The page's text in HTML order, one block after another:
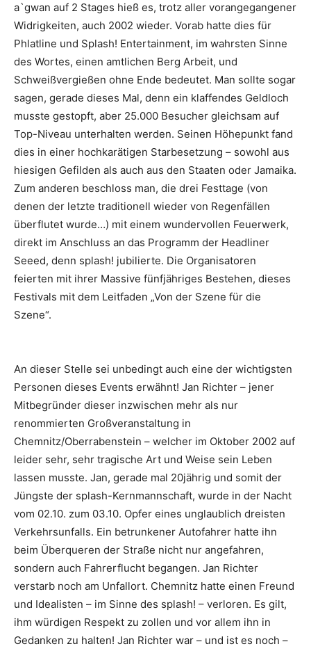
a`gwan auf 2 Stages hieß es, trotz aller vorangegangener
Widrigkeiten, auch 2002 wieder. Vorab hatte dies für
Phlatline und Splash! Entertainment, im wahrsten Sinne
des Wortes, einen amtlichen Berg Arbeit, und
Schweißvergießen ohne Ende bedeutet. Man sollte sogar
sagen, gerade dieses Mal, denn ein klaffendes Geldloch
musste gestopft, aber 25.000 Besucher gleichsam auf
Top-Niveau unterhalten werden. Seinen Höhepunkt fand
dies in einer hochkarätigen Starbesetzung – sowohl aus
hiesigen Gefilden als auch aus den Staaten oder Jamaika.
Zum anderen beschloss man, die drei Festtage (von
denen der letzte traditionell wieder von Regenfällen
überflutet wurde…) mit einem wundervollen Feuerwerk,
direkt im Anschluss an das Programm der Headliner
Seeed, denn splash! jubilierte. Die Organisatoren
feierten mit ihrer Massive fünfjähriges Bestehen, dieses
Festivals mit dem Leitfaden „Von der Szene für die
Szene“.
An dieser Stelle sei unbedingt auch eine der wichtigsten
Personen dieses Events erwähnt! Jan Richter – jener
Mitbegründer dieser inzwischen mehr als nur
renommierten Großveranstaltung in
Chemnitz/Oberrabenstein – welcher im Oktober 2002 auf
leider sehr, sehr tragische Art und Weise sein Leben
lassen musste. Jan, gerade mal 20jährig und somit der
Jüngste der splash-Kernmannschaft, wurde in der Nacht
vom 02.10. zum 03.10. Opfer eines unglaublich dreisten
Verkehrsunfalls. Ein betrunkener Autofahrer hatte ihn
beim Überqueren der Straße nicht nur angefahren,
sondern auch Fahrerflucht begangen. Jan Richter
verstarb noch am Unfallort. Chemnitz hatte einen Freund
und Idealisten – im Sinne des splash! – verloren. Es gilt,
ihm würdigen Respekt zu zollen und vor allem ihn in
Gedanken zu halten! Jan Richter war – und ist es noch –